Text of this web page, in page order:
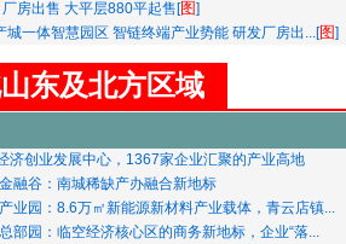
房出售 大平层880平起售[图]
城一体智慧园区 智链终端产业势能 研发厂房出...[图]
东及北方区域
济创业发展中心，1367家企业汇聚的产业高地
融谷：南城稀缺产办融合新地标
业园：8.6万㎡新能源新材料产业载体，青云店镇...
部园：临空经济核心区的商务新地标，企业“落...